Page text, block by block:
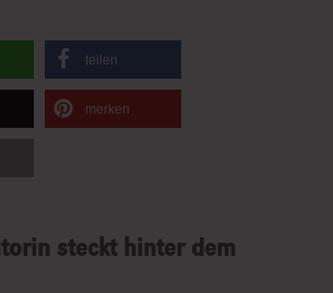
teilen
merken
steckt hinter dem